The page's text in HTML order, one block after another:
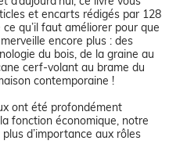
et encarts rédigés par 128
qu’il faut améliorer pour que
encore plus : des
du bois, de la graine au
cerf-volant au brame du
contemporaine !
ont été profondément
fonction économique, notre
d’importance aux rôles